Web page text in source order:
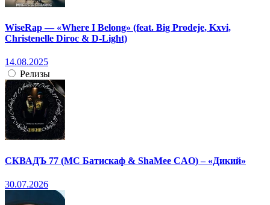
WiseRap — «Where I Belong» (feat. Big Prodeje, Kxvi,
Christenelle Diroc & D-Light)
14.08.2025
Релизы
СКВАДЪ 77 (МС Батискаф & ShaMee CAO) – «Дикий»
30.07.2026